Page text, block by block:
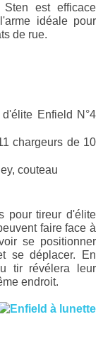
idéale pour
de rue.
Enfield N°4
chargeurs de 10
couteau
faire face à
se positionner
se déplacer. En
tir révélera leur
endroit.